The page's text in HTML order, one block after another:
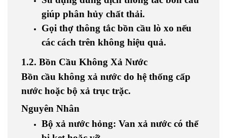
giúp phân hủy chất thải.
Gọi thợ thông tắc bồn cầu lò xo nếu
các cách trên không hiệu quả.
1.2. Bồn Cầu Không Xả Nước
Bồn cầu không xả nước do hệ thống cấp
nước hoặc bộ xả trục trặc.
Nguyên Nhân
Bộ xả nước hỏng: Van xả nước có thể